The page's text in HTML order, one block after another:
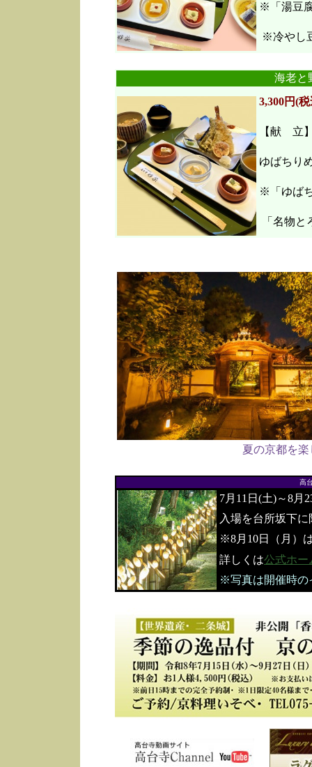
※「湯豆
※冷やし
海老
3,300円(
【献 立
ゆばちり
※「ゆば
「名物と
夏の京都を
高
7月11日(土)～8月
入場を台所坂下
※8月10日（月）
詳しくは公式ホー
※写真は開催時の